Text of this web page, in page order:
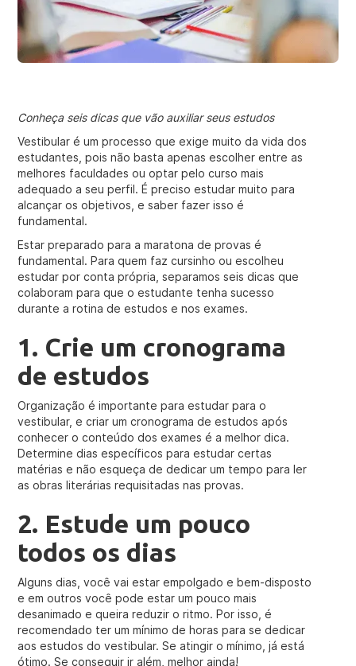
Conheça seis dicas que vão auxiliar seus estudos
Vestibular é um processo que exige muito da vida dos
estudantes, pois não basta apenas escolher entre as
melhores faculdades ou optar pelo curso mais
adequado a seu perfil. É preciso estudar muito para
alcançar os objetivos, e saber fazer isso é
fundamental.
Estar preparado para a maratona de provas é
fundamental. Para quem faz cursinho ou escolheu
estudar por conta própria, separamos seis dicas que
colaboram para que o estudante tenha sucesso
durante a rotina de estudos e nos exames.
1. Crie um cronograma
de estudos
Organização é importante para estudar para o
vestibular, e criar um cronograma de estudos após
conhecer o conteúdo dos exames é a melhor dica.
Determine dias específicos para estudar certas
matérias e não esqueça de dedicar um tempo para ler
as obras literárias requisitadas nas provas.
2. Estude um pouco
todos os dias
Alguns dias, você vai estar empolgado e bem-disposto
e em outros você pode estar um pouco mais
desanimado e queira reduzir o ritmo. Por isso, é
recomendado ter um mínimo de horas para se dedicar
aos estudos do vestibular. Se atingir o mínimo, já está
ótimo. Se conseguir ir além, melhor ainda!